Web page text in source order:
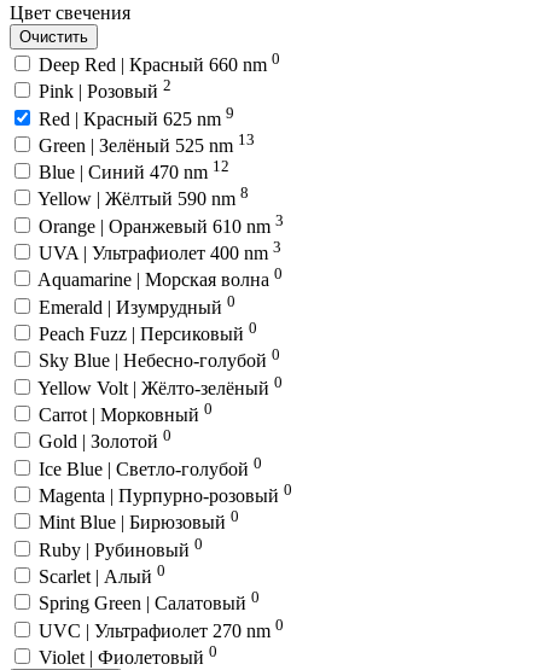
Цвет свечения
Очистить
Deep Red | Красный 660 nm 0
Pink | Розовый 2
Red | Красный 625 nm 9
Green | Зелёный 525 nm 13
Blue | Синий 470 nm 12
Yellow | Жёлтый 590 nm 8
Orange | Оранжевый 610 nm 3
UVA | Ультрафиолет 400 nm 3
Aquamarine | Морская волна 0
Emerald | Изумрудный 0
Peach Fuzz | Персиковый 0
Sky Blue | Небесно-голубой 0
Yellow Volt | Жёлто-зелёный 0
Carrot | Морковный 0
Gold | Золотой 0
Ice Blue | Светло-голубой 0
Magenta | Пурпурно-розовый 0
Mint Blue | Бирюзовый 0
Ruby | Рубиновый 0
Scarlet | Алый 0
Spring Green | Салатовый 0
UVC | Ультрафиолет 270 nm 0
Violet | Фиолетовый 0